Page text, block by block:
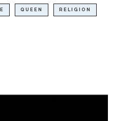
QUEEN RELIGION